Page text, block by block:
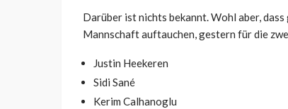
Darüber ist nichts bekannt. Wohl aber,
Mannschaft auftauchen, gestern für die
Justin Heekeren
Sidi Sané
Kerim Calhanoglu